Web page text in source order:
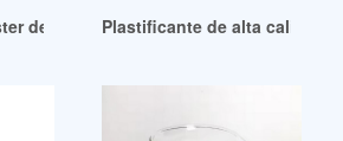
de grado industrial en Perú
Plastificante de alta calidad